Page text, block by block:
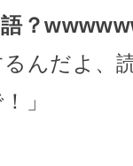
語？
んだよ、
」